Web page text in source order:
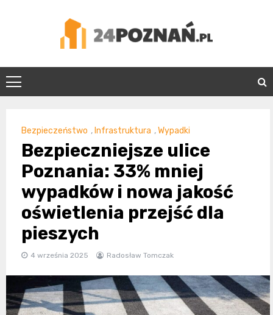
24Poznań.pl
Bezpieczeństwo , Infrastruktura ,Wypadki
Bezpieczniejsze ulice
Poznania: 33% mniej
wypadków i nowa jakość
oświetlenia przejść dla
pieszych
4 września 2025 Radosław Tomczak